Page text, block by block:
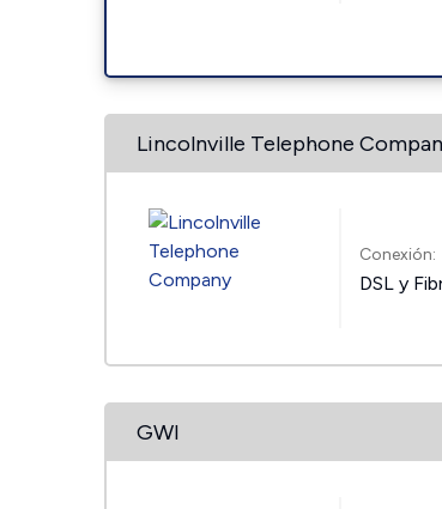
Lincolnville Telephone
Conexión:
DSL y
GWI